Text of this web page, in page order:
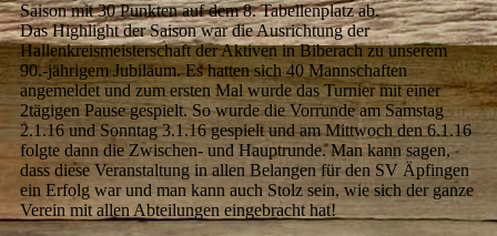
Saison mit 30 Punkten auf dem 8. Tabellenplatz ab.
Das Highlight der Saison war die Ausrichtung der
Hallenkreismeisterschaft der Aktiven in Biberach zu unserem
90.-jährigem Jubiläum. Es hatten sich 40 Mannschaften
angemeldet und zum ersten Mal wurde das Turnier mit einer
2tägigen Pause gespielt. So wurde die Vorrunde am Samstag
2.1.16 und Sonntag 3.1.16 gespielt und am Mittwoch den 6.1.16
folgte dann die Zwischen- und Hauptrunde. Man kann sagen,
dass diese Veranstaltung in allen Belangen für den SV Äpfingen
ein Erfolg war und man kann auch Stolz sein, wie sich der ganze
Verein mit allen Abteilungen eingebracht hat!